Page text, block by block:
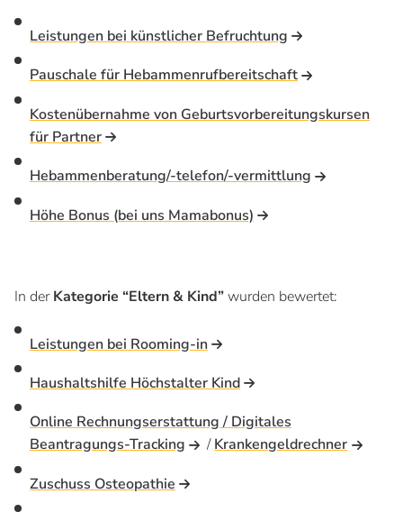
Leistungen bei künstlicher Befruchtung
Pauschale für Hebammenrufbereitschaft
Kostenübernahme von Geburtsvorbereitungskursen
für Partner
Hebammenberatung/-telefon/-vermittlung
Höhe Bonus (bei uns Mamabonus)
In derKategorie “Eltern & Kind”wurden bewertet:
Leistungen bei Rooming-in
Haushaltshilfe Höchstalter Kind
Online Rechnungserstattung / Digitales
Beantragungs-Tracking
/Krankengeldrechner
Zuschuss Osteopathie